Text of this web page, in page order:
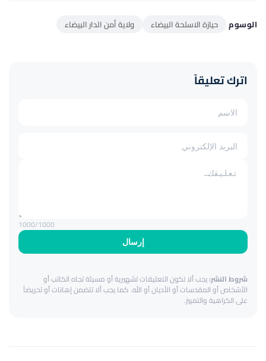
الوسوم حيازة الاسلحة البيضاء ولاية أمن الدار البيضاء
اترك تعليقاً
إرسال
1000/1000
شروط النشر:يجب ألا تكون التعليقات تشهيرية أو مسيئة تجاه الكاتب أو
الأشخاص أو المقدسات أو الأديان أو الله. كما يجب ألا تتضمن إهانات أو تحريضاً
على الكراهية والتمييز.